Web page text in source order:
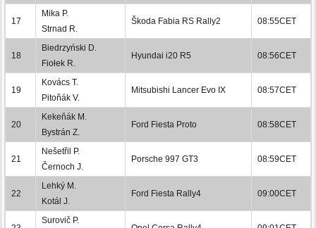
17
Mika P.
Strnad R.
Škoda Fabia RS Rally2 08:55CET
18
Biedrzyński D.
Fiołek R.
Hyundai i20 R5 08:56CET
19
Kovács T.
Pitoňák V.
Mitsubishi Lancer Evo IX 08:57CET
20
Kekeňák M.
Bystrán Z.
Ford Fiesta Proto 08:58CET
21
Nešetřil P.
Černoch J.
Porsche 997 GT3 08:59CET
22
Lehký M.
Kotál J.
Ford Fiesta Rally4 09:00CET
Surovič P.